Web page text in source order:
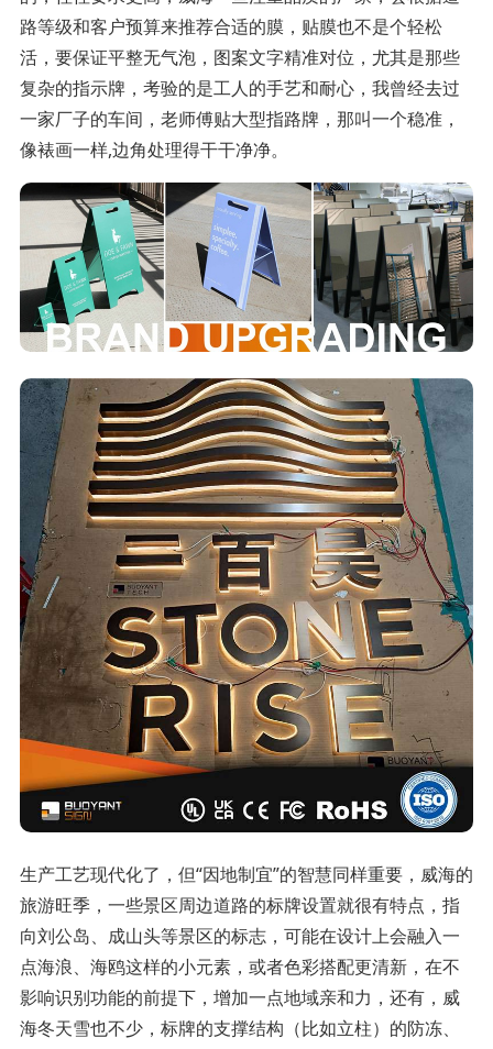
路等级和客户预算来推荐合适的膜，贴膜也不是个轻松
活，要保证平整无气泡，图案文字精准对位，尤其是那些
复杂的指示牌，考验的是工人的手艺和耐心，我曾经去过
一家厂子的车间，老师傅贴大型指路牌，那叫一个稳准，
像裱画一样,边角处理得干干净净。
生产工艺现代化了，但“因地制宜”的智慧同样重要，威海的
旅游旺季，一些景区周边道路的标牌设置就很有特点，指
向刘公岛、成山头等景区的标志，可能在设计上会融入一
点海浪、海鸥这样的小元素，或者色彩搭配更清新，在不
影响识别功能的前提下，增加一点地域亲和力，还有，威
海冬天雪也不少，标牌的支撑结构（比如立柱）的防冻、